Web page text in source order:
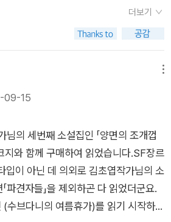
르고 욕망도 다르고 자아가 바뀔 때마다
로 통합될 수 없고 치열하게 갈등하지
보여준다. 우주 어딘가의 행성인 샐리
누군가가 될 수 있다. SF 소설은 상상
로 우리를 인도한다. 그것이 김초엽의
.나는 이 거대한 외로움을 직면하는 것
자유로운지. (「양면의 조개껍데기」, 1
아주 협소한 우주의 일부라는 걸 알지
른 문명을 생각하지 않았기에 진동새의
새와 손편지」는 문자 대신 색채로 기록
다룬 김초엽의 『우리가 빛의 속도로
필요하지 않다. 그간의 작품들을 봐온 결
로 공격하지 않으며 어떤 다름도 결국
떨어질까? 아니다. 김초엽의 소설을
한대의 다른 세계를 만나는 것이고,
형임을 눈치채는 것이고, 그리고 그 세
는 것이다. 그래서 김초엽의 세계는
곳이다. 그러므로 독자는 억압된 긴장
즐기고 그리고 나와 세상의 연대를 생
사람들은 지금의 자신이 아닌 다른 존재
중 쉽게 승인되는 것들은 거대한 시장
지 못한 욕망들도 결국 어디론가 흘러
하는 행위다. 다름을 인식해야 변할 수
, 남을 인식한다고 해도 나와 남의 차
의 인식에서 오기 때문이다. 변화가 없
낯섬과 마주쳤을 때 발생하기 때문이
나가느냐 따라 삶이 달라진다. 즉 삶
개될지 알 수 없게 되는 것이다.예측불
도 있다. 따라서 낯섬은 불안을 동반한
려고 하지만, 그러한 해소를 위한 과
게 된다. 이 갈등이 바로 우리 삶이다.
을 통해서 우리에게 삶이란 이런 것일
더보기
15
의 세번째 소설집인 「양면의 조개껍
지와 함께 구매하여 읽었습니다.SF장르
입이 아닌 데 의외로 김초엽작가님의 소
파견자들」을 제외하곤 다 읽었더군요.
수브다니의 여름휴가)를 읽기 시작하니